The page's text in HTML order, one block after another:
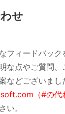
せ
フィードバッ
な点やご質問、
などございまし
（#の代
い。